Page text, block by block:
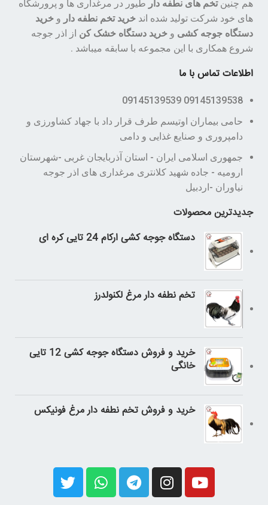
هم چنینتخم های نطفه دار طیور در مرغداری ها و پرورشگاه
های خود شرکت تولید شده اندخرید تخم نطفه دار وخرید
دستگاه جوجه کشی وخرید دستگاه خشک کن از اذر جوجه
شروع همکاری با این مجموعه با سابقه میباشد .
اطلاعات تماس با ما
09145139538 09145139539
حامی بیماران اوتیسم طرف قرار داد با جهاد کشاورزی و
دامپروری و صنایع غذایی و دامی
جمهوری اسلامی ایران - استان آذربایجان غربی -شهرستان
ارومیه - جاده شهید کلانتری مرغداری های اذر جوجه
نیاوران -اردبیل
جدیدترین محصولات
دستگاه جوجه کشی ارکام 24 تایی کره ای
تخم نطفه دار مرغ لکنولدرز
خرید و فروش دستگاه جوجه کشی 12 تایی
خانگی
خرید و فروش تخم نطفه دار مرغ فونیکس